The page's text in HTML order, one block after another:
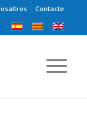
Contacte